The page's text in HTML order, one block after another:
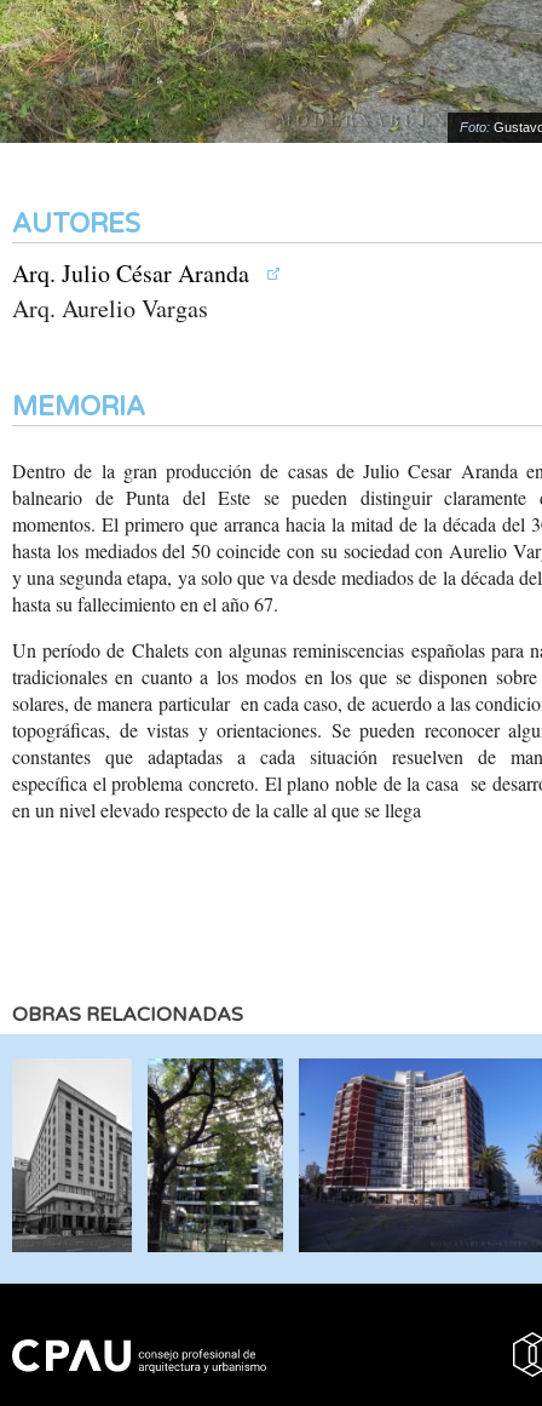
Foto:Gustavo
AUTORES
Arq. Julio César Aranda
Arq. Aurelio Vargas
MEMORIA
Dentro de la gran producción de casas de Julio Cesar Aranda
balneario de Punta del Este se pueden distinguir claramente
momentos. El primero que arranca hacia la mitad de la década del
hasta los mediados del 50 coincide con su sociedad con Aurelio
y una segunda etapa, ya solo que va desde mediados de la década
hasta su fallecimiento en el año 67.
Un período de Chalets con algunas reminiscencias españolas para
tradicionales en cuanto a los modos en los que se disponen
solares, demanera particular en cada caso, de acuerdoa las
topográficas, de vistas y orientaciones. Se pueden reconocer
constantes que adaptadas a cada situación resuelven de
específica el problema concreto. El plano noble de la casa se
en un nivel elevado respecto de la calle al que se llega
OBRAS RELACIONADAS